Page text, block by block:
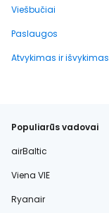
Viešbučiai
Paslaugos
Atvykimas ir išvykimas
Populiarūs vadovai
airBaltic
Viena VIE
Ryanair